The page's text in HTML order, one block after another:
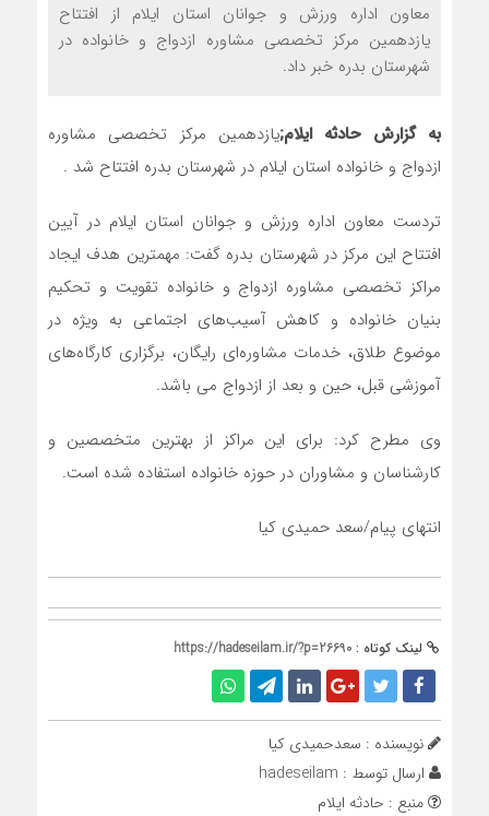
معاون اداره ورزش و جوانان استان ایلام از افتتاح
یازدهمین مرکز تخصصی مشاوره ازدواج و خانواده در
شهرستان بدره خبر داد.
به گزارش حادثه ایلام;یازدهمین مرکز تخصصی مشاوره
ازدواج و خانواده استان ایلام در شهرستان بدره افتتاح شد .
تردست معاون اداره ورزش و جوانان استان ایلام در آیین
افتتاح این مرکز در شهرستان بدره گفت: مهمترین هدف ایجاد
مراکز تخصصی مشاوره ازدواج و خانواده تقویت و تحکیم
بنیان خانواده و کاهش آسیب‌های اجتماعی به ویژه در
موضوع طلاق، خدمات مشاوره‌ای رایگان، برگزاری کارگاه‌های
آموزشی قبل، حین و بعد از ازدواج می باشد.
وی مطرح کرد: برای این مراکز از بهترین متخصصین و
کارشناسان و مشاوران در حوزه خانواده استفاده شده است.
انتهای پیام/سعد حمیدی کیا
لینک کوتاه : https://hadeseilam.ir/?p=26690
نویسنده : سعدحمیدی کیا
ارسال توسط : hadeseilam
منبع : حادثه ایلام